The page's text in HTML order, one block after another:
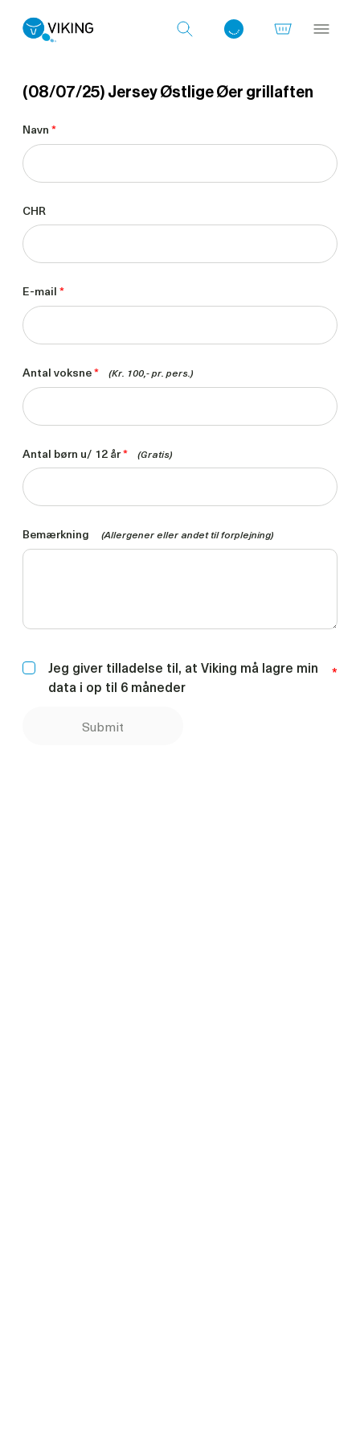
(08/07/25) Jersey Østlige Øer grillaften
Navn*
CHR
E-mail*
Antal voksne* (Kr. 100,- pr. pers.)
Antal børn u/ 12 år* (Gratis)
Bemærkning (Allergener eller andet til forplejning)
Jeg giver tilladelse til, at Viking må lagre min
data i op til 6 måneder
*
Submit